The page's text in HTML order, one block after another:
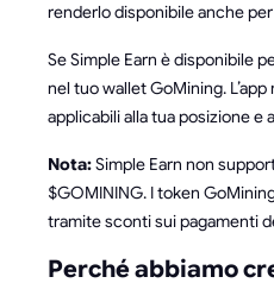
renderlo disponibile anche
Se Simple Earn è disponibile
nel tuo wallet GoMining.
applicabili alla tua posizione e
Nota:Simple Earn non
$GOMINING. I token
tramite sconti sui pagamenti
Perché abbiamo